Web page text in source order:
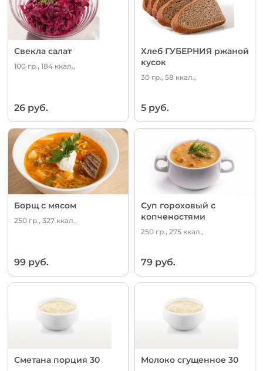
Свекла салат
100 гр., 184 ккал.,
26 руб.
Хлеб ГУБЕРНИЯ ржаной
кусок
30 гр., 58 ккал.,
5 руб.
Борщ с мясом
250 гр., 327 ккал.,
99 руб.
Суп гороховый с
копченостями
250 гр., 275 ккал.,
79 руб.
Сметана порция 30 Молоко сгущенное 30